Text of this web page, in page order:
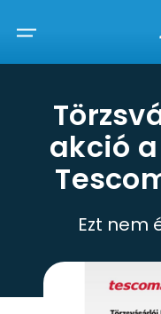
akció
Ezt nem